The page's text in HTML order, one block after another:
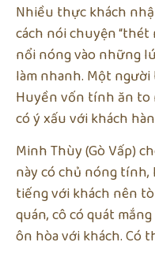
Nhiều thực khách
cách nói chuyện “thét
nổi nóng vào những
làm nhanh. Một
Huyền vốn tính ăn to
có ý xấu với khách
Minh Thùy (Gò Vấp)
này có chủ nóng
tiếng với khách nên
quán, cô có quát
ôn hòa với khách. Có